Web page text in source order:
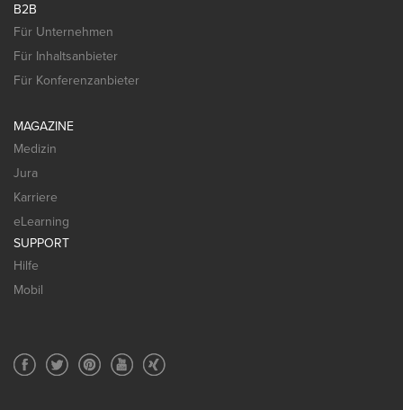
B2B
Für Unternehmen
Für Inhaltsanbieter
Für Konferenzanbieter
MAGAZINE
Medizin
Jura
Karriere
eLearning
SUPPORT
Hilfe
Mobil